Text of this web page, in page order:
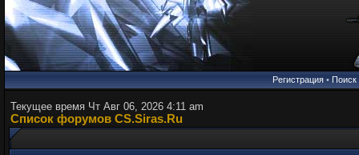
Регистрация• Поиск
Текущее время Чт Авг 06, 2026 4:11 am
Список форумов CS.Siras.Ru